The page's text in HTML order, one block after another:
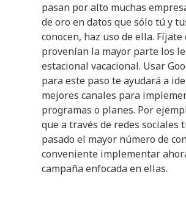
pasan por alto muchas
de oro en datos que sólo tú y
conocen, haz uso de ella. Fíjate
provenían la mayor parte los
estacional vacacional. Usar
para este paso te ayudará a
mejores canales para
programas o planes. Por
que a través de redes sociales
pasado el mayor número de
conveniente implementar
campaña enfocada en ellas.